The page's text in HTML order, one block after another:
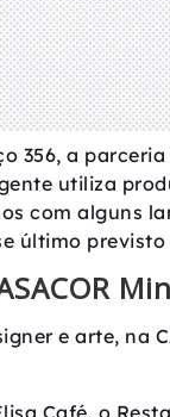
356, a
utiliza
com alguns
último previsto
e arte, na